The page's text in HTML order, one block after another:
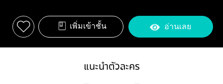
เพิ่มเข้าชั้น อ่านเลย
แนะนำตัวละคร